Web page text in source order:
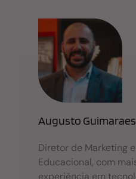
c
e
b
o
o
ailat
s
A
p
p
e
dI
n
Augusto Guimaraes
Diretor de Marketing
Educacional, com
experiência em